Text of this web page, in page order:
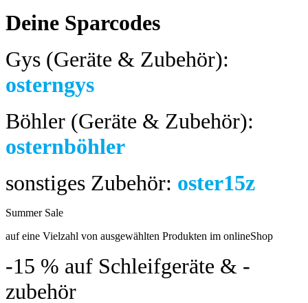
Deine Sparcodes
Gys (Geräte & Zubehör):
osterngys
Böhler (Geräte & Zubehör):
osternböhler
sonstiges Zubehör: oster15z
Summer Sale
auf eine Vielzahl von ausgewählten Produkten im onlineShop
-15 % auf Schleifgeräte & -
zubehör